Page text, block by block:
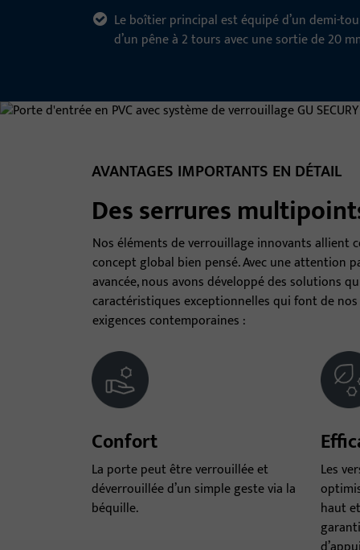
Le boîtier principal est équipé d’un demi-
d’un pêne à 2 tours avec une sortie de 20
AVANTAGES IMPORTANTS EN DÉTAIL
Des serrures
Nos éléments de verrouillage innovants allient
concept global bien pensé. Avec une attention
avancée, nous avons développé des solutions
caractéristiques exceptionnelles qui font de
exigences contemporaines :
Confort
La porte peut être verrouillée et
déverrouillée d’un simple geste via la
béquille.
Les
haut